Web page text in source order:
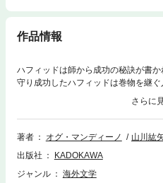
作品情報
ハフィッドは師から成功の秘訣が書
守り成功したハフィッドは巻物を継ぐ
年とは……。人生成功の原理をわかり
著者 オグ・マンディーノ 山川紘
出版社
KADOKAWA
ジャンル
海外文学